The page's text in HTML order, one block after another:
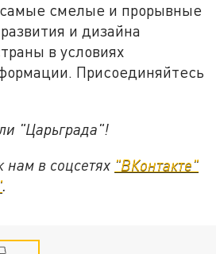
смелые и прорывные
и дизайна
в условиях
Присоединяйтесь
"Царьграда"!
нам в соцсетях "ВКонтакте"
.